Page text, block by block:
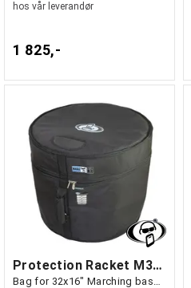
hos vår leverandør
1 825,-
Protection Racket M3216-00
Bag for 32x16" Marching bass drum